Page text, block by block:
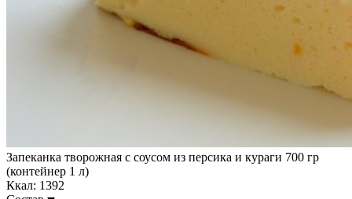
Запеканка творожная с соусом из персика и кураги 700 гр
(контейнер 1 л)
Ккал: 1392